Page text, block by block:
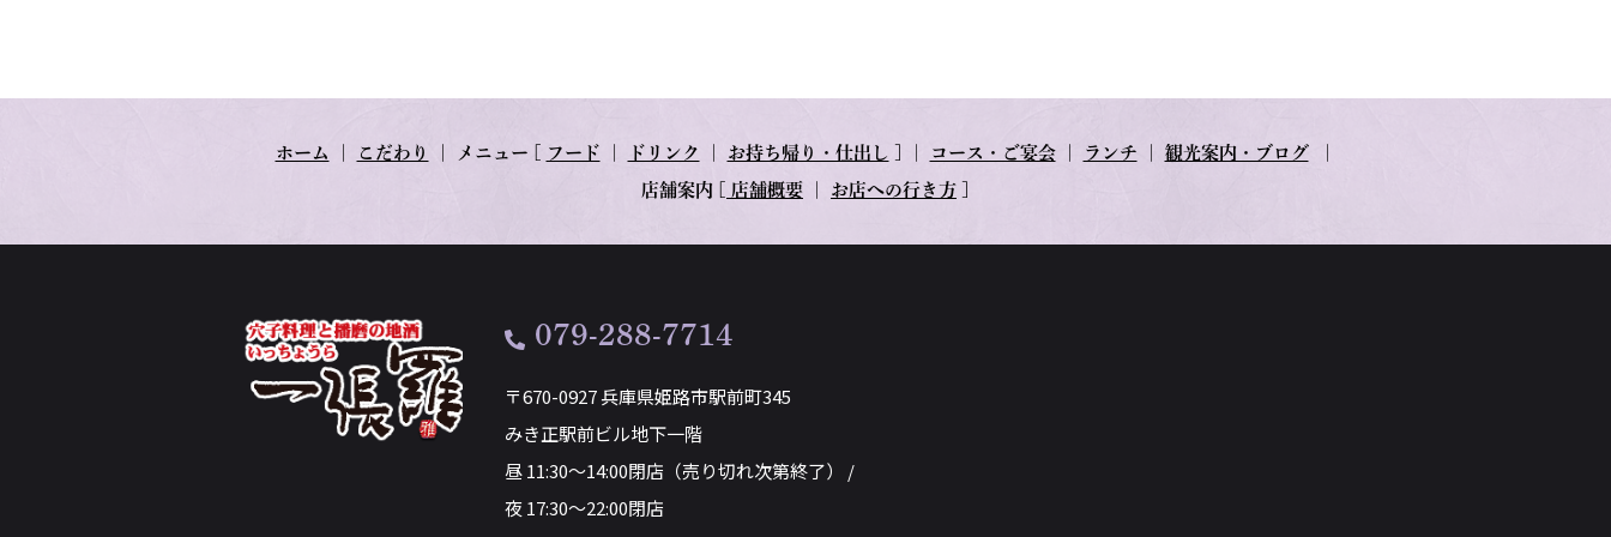
ホーム こだわり メニュー フード ドリンク お持ち帰り・仕出し コース・ご宴会｜ ランチ 観光案内・ブログ｜
店舗案内 店舗概要 お店への行き方
079-288-7714
〒670-0927 兵庫県姫路市駅前町345
みき正駅前ビル地下一階
昼 11:30～14:00閉店（売り切れ次第終了） /
夜 17:30～22:00閉店